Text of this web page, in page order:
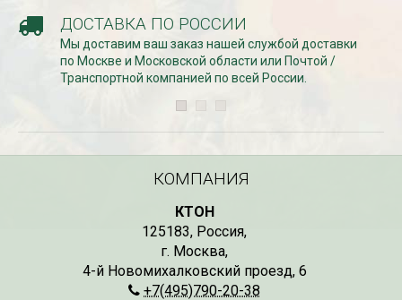
ДОСТАВКА ПО РОССИИ
Мы доставим ваш заказ нашей службой доставки
по Москве и Московской области или Почтой /
Транспортной компанией по всей России.
КОМПАНИЯ
КТОН
125183, Россия,
г. Москва,
4-й Новомихалковский проезд, 6
+7(495)790-20-38